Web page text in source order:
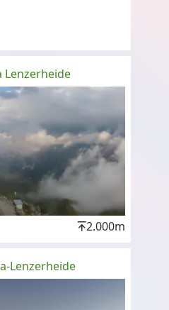
Lenzerheide
2.000m
Lenzerheide